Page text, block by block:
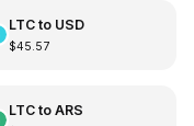
LTCto USD
$45.57
LTCto ARS